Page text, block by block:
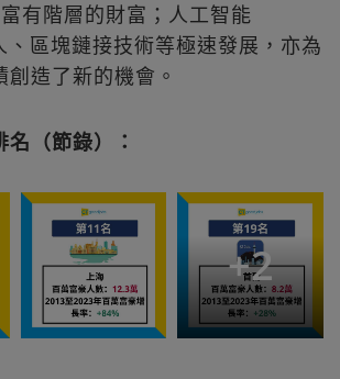
有階層的財富；人工智能
、區塊鏈接技術等極速發展，亦為
造了新的機會。
（節錄）：
+2